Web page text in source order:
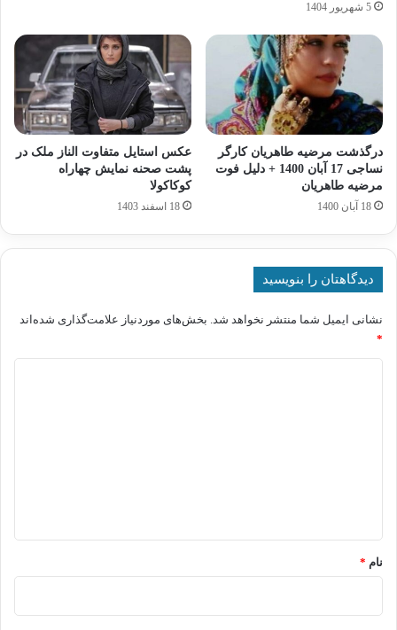
5 شهریور 1404
درگذشت مرضیه طاهریان کارگر
نساجی 17 آبان 1400 + دلیل فوت
مرضیه طاهریان
18 آبان 1400
عکس استایل متفاوت الناز ملک در
پشت صحنه نمایش چهاراه
کوکاکولا
18 اسفند 1403
دیدگاهتان را بنویسید
نشانی ایمیل شما منتشر نخواهد شد. بخش‌های موردنیاز علامت‌گذاری شده‌اند
*
نام *